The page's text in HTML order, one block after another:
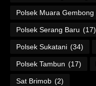
Polsek Muara Gembong
Polsek Serang Baru (17)
Polsek Sukatani (34)
Polsek Tambun (17)
Sat Brimob (2)